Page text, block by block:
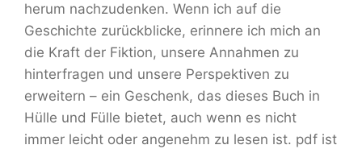
herum nachzudenken. Wenn ich auf die
Geschichte zurückblicke, erinnere ich mich an
die Kraft der Fiktion, unsere Annahmen zu
hinterfragen und unsere Perspektiven zu
erweitern – ein Geschenk, das dieses Buch in
Hülle und Fülle bietet, auch wenn es nicht
immer leicht oder angenehm zu lesen ist. pdf ist